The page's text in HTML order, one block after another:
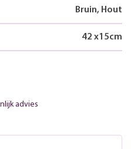
Bruin, Hout
42 x15cm
advies